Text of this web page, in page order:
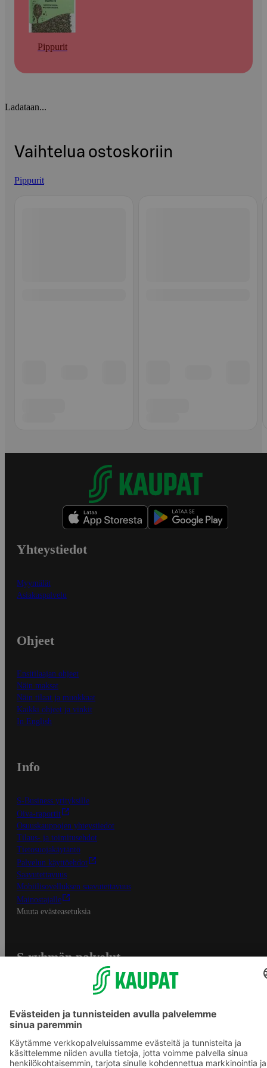
Pippurit
Ladataan...
Vaihtelua ostoskoriin
Pippurit
Yhteystiedot
Myymälät
Asiakaspalvelu
Ohjeet
Ensitilaajan ohjeet
Näin maksat
Näin tilaat ja muokkaat
Kaikki ohjeet ja vinkit
In English
Info
S-Business yrityksille
Oiva-raportit
Osuuskauppojen yhteystiedot
Tilaus- ja toimitusehdot
Tietosuojakäytäntö
Palvelun käyttöehdot
Saavutettavuus
Mobiilisovelluksen saavutettavuus
Mainostajalle
Muuta evästeasetuksia
S-ryhmän palvelut
Yhteishyvä Ruoka -sovellus
S-ostoslista -sovellus
Prisma.fi
Sokos.fi